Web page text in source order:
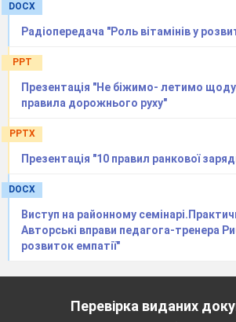
до
DOCX
Радіопередача "Роль вітамінів у
PPT
Презентація "Не біжимо- летимо
правила дорожнього руху"
PPTX
Презентація "10 правил ранкової
DOCX
Виступ на районному
Авторські вправи педагога-тренера
розвиток емпатії"
Перевірка виданих